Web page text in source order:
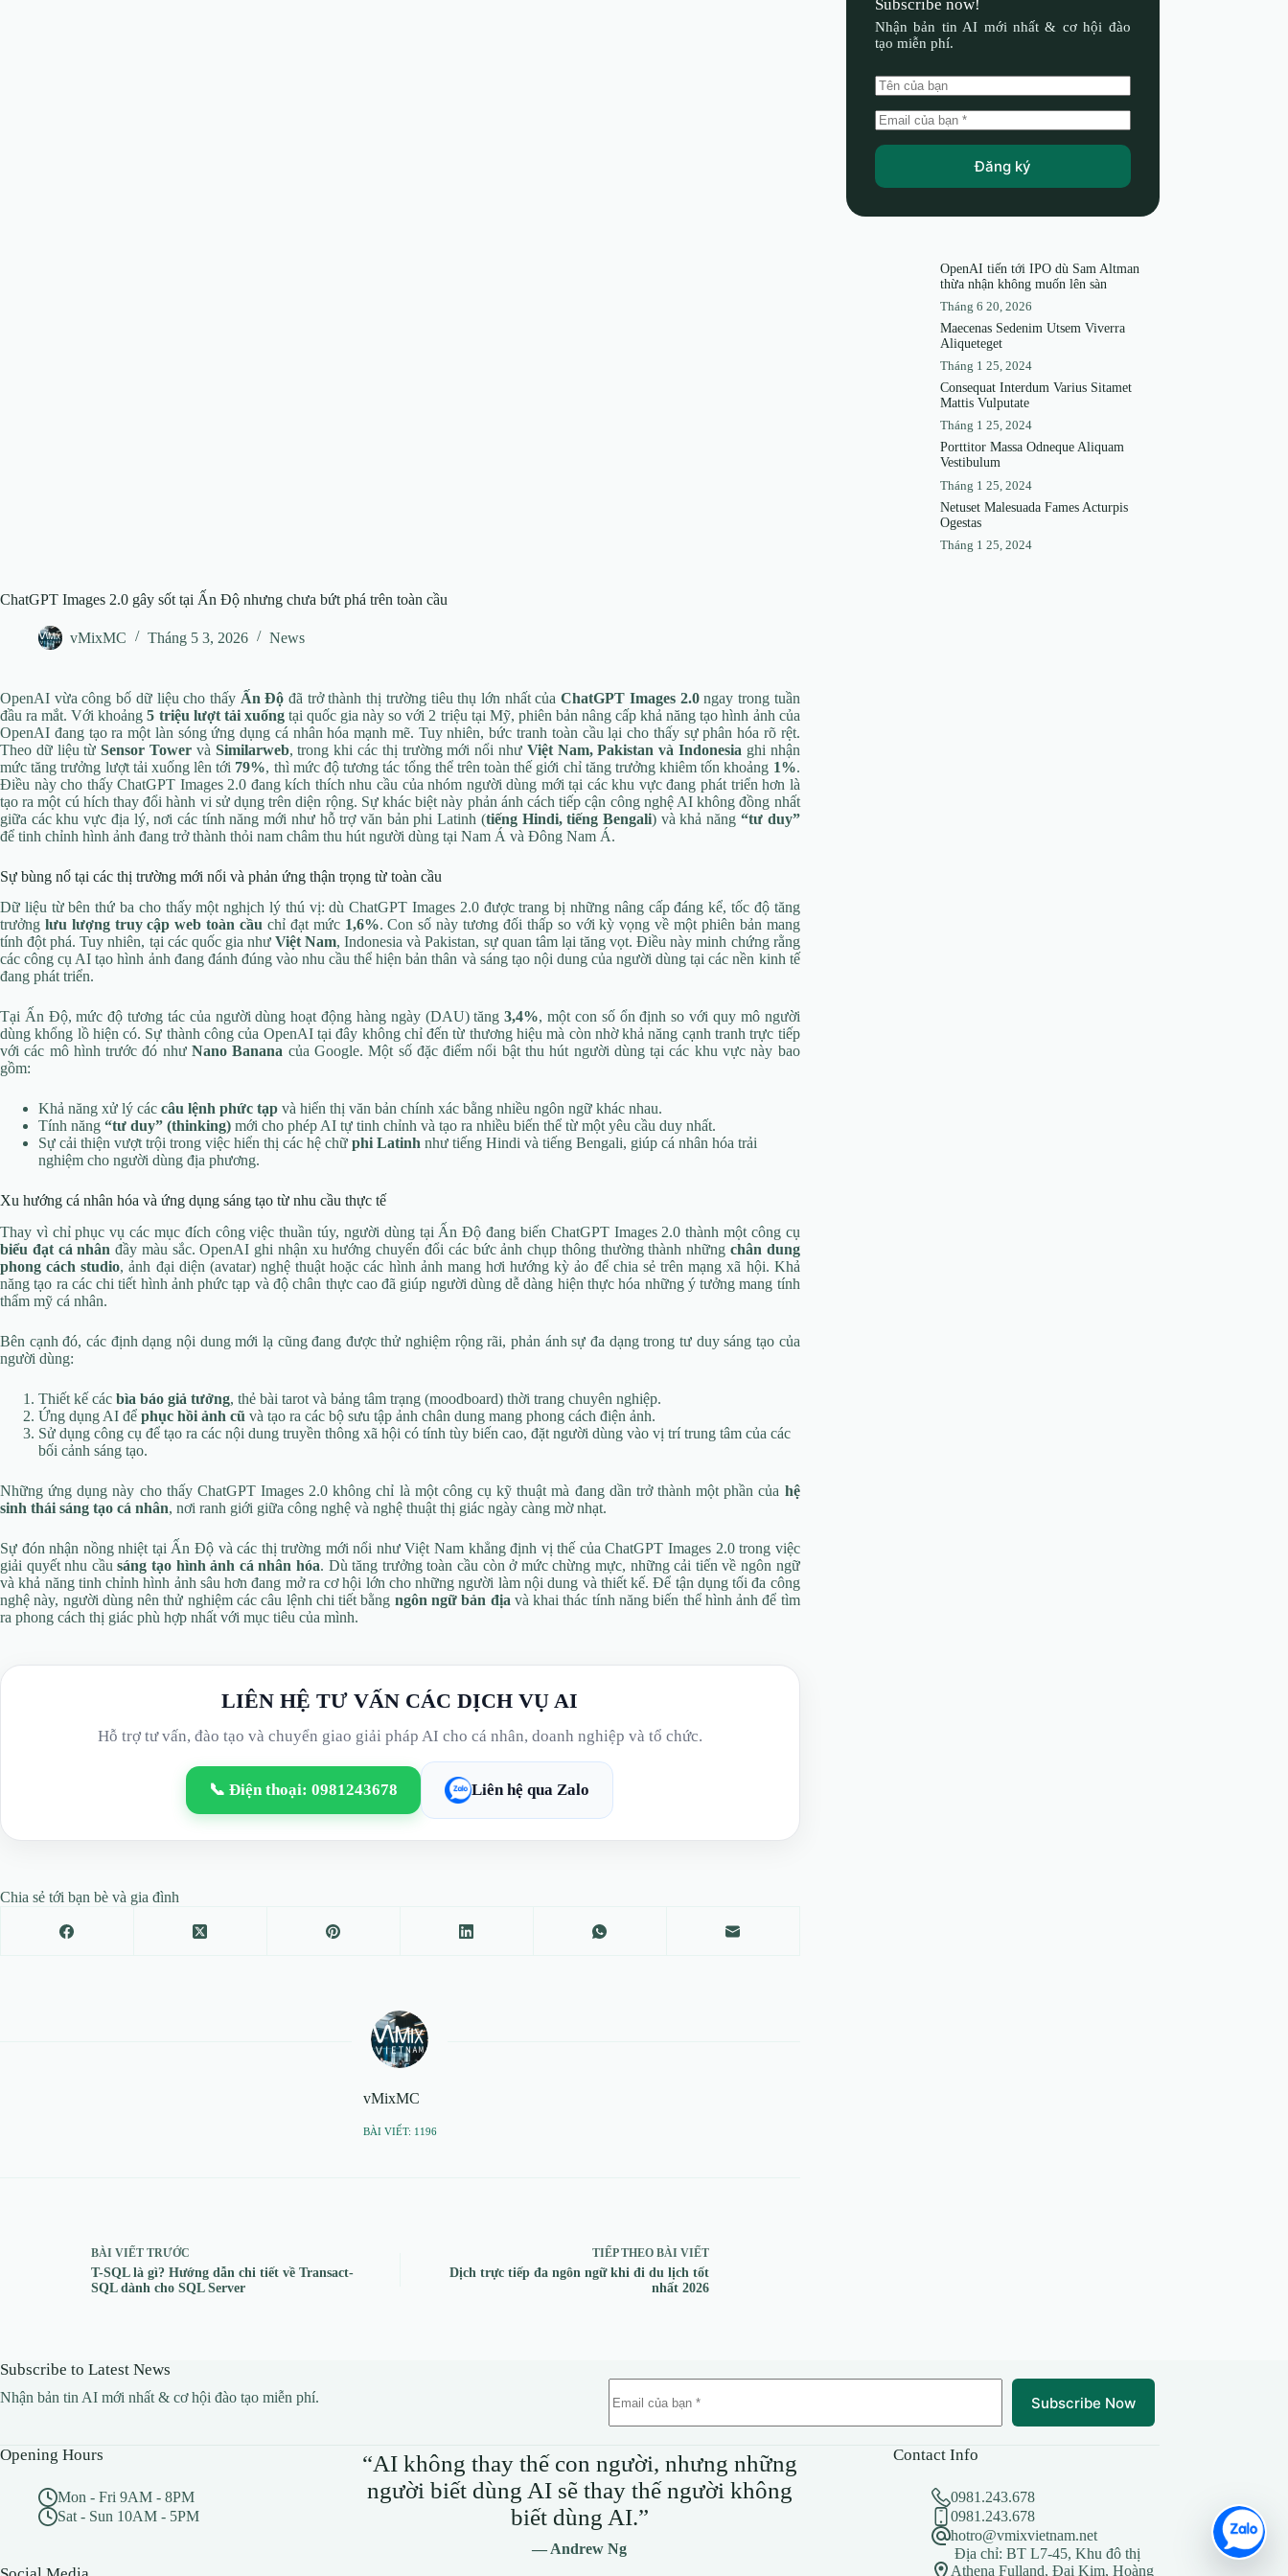
ChatGPT Images 2.0 gây sốt tại Ấn Độ nhưng chưa bứt phá trên toàn cầu
vMixMC Tháng 5 3, 2026 News
OpenAI vừa công bố dữ liệu cho thấy Ấn Độ đã trở thành thị trường tiêu thụ lớn nhất củaChatGPT Images 2.0ngay trong tuần
đầu ra mắt. Với khoảng5 triệu lượt tải xuốngtại quốc gia này so với 2 triệu tại Mỹ, phiên bản nâng cấp khả năng tạo hình ảnh của
OpenAI đang tạo ra một làn sóng ứng dụng cá nhân hóa mạnh mẽ. Tuy nhiên, bức tranh toàn cầu lại cho thấy sự phân hóa rõ rệt.
Theo dữ liệu từSensor Tower và Similarweb, trong khi các thị trường mới nổi như Việt Nam, Pakistan và Indonesia ghi nhận
mức tăng trưởng lượt tải xuống lên tới 79%, thì mức độ tương tác tổng thể trên toàn thế giới chỉ tăng trưởng khiêm tốn khoảng 1%.
Điều này cho thấy ChatGPT Images 2.0 đang kích thích nhu cầu của nhóm người dùng mới tại các khu vực đang phát triển hơn là
tạo ra một cú hích thay đổi hành vi sử dụng trên diện rộng. Sự khác biệt này phản ánh cách tiếp cận công nghệ AI không đồng nhất
giữa các khu vực địa lý, nơi các tính năng mới như hỗ trợ văn bản phi Latinh (tiếng Hindi, tiếng Bengali) và khả năng “tư duy”
để tinh chỉnh hình ảnh đang trở thành thỏi nam châm thu hút người dùng tại Nam Á và Đông Nam Á.
Sự bùng nổ tại các thị trường mới nổi và phản ứng thận trọng từ toàn cầu
Dữ liệu từ bên thứ ba cho thấy một nghịch lý thú vị: dù ChatGPT Images 2.0 được trang bị những nâng cấp đáng kể, tốc độ tăng
trưởng lưu lượng truy cập web toàn cầu chỉ đạt mức 1,6%. Con số này tương đối thấp so với kỳ vọng về một phiên bản mang
tính đột phá. Tuy nhiên, tại các quốc gia nhưViệt Nam, Indonesia và Pakistan, sự quan tâm lại tăng vọt. Điều này minh chứng rằng
các công cụ AI tạo hình ảnh đang đánh đúng vào nhu cầu thể hiện bản thân và sáng tạo nội dung của người dùng tại các nền kinh tế
đang phát triển.
Tại Ấn Độ, mức độ tương tác của người dùng hoạt động hàng ngày (DAU) tăng3,4%, một con số ổn định so với quy mô người
dùng khổng lồ hiện có. Sự thành công của OpenAI tại đây không chỉ đến từ thương hiệu mà còn nhờ khả năng cạnh tranh trực tiếp
với các mô hình trước đó nhưNano Banana của Google. Một số đặc điểm nổi bật thu hút người dùng tại các khu vực này bao
gồm:
Khả năng xử lý các câu lệnh phức tạp và hiển thị văn bản chính xác bằng nhiều ngôn ngữ khác nhau.
Tính năng “tư duy” (thinking) mới cho phép AI tự tinh chỉnh và tạo ra nhiều biến thể từ một yêu cầu duy nhất.
Sự cải thiện vượt trội trong việc hiển thị các hệ chữ phi Latinh như tiếng Hindi và tiếng Bengali, giúp cá nhân hóa trải
nghiệm cho người dùng địa phương.
Xu hướng cá nhân hóa và ứng dụng sáng tạo từ nhu cầu thực tế
Thay vì chỉ phục vụ các mục đích công việc thuần túy, người dùng tại Ấn Độ đang biến ChatGPT Images 2.0 thành một công cụ
biểu đạt cá nhân đầy màu sắc. OpenAI ghi nhận xu hướng chuyển đổi các bức ảnh chụp thông thường thành những chân dung
phong cách studio, ảnh đại diện (avatar) nghệ thuật hoặc các hình ảnh mang hơi hướng kỳ ảo để chia sẻ trên mạng xã hội. Khả
năng tạo ra các chi tiết hình ảnh phức tạp và độ chân thực cao đã giúp người dùng dễ dàng hiện thực hóa những ý tưởng mang tính
thẩm mỹ cá nhân.
Bên cạnh đó, các định dạng nội dung mới lạ cũng đang được thử nghiệm rộng rãi, phản ánh sự đa dạng trong tư duy sáng tạo của
người dùng:
Thiết kế các bìa báo giả tưởng, thẻ bài tarot và bảng tâm trạng (moodboard) thời trang chuyên nghiệp.
Ứng dụng AI để phục hồi ảnh cũ và tạo ra các bộ sưu tập ảnh chân dung mang phong cách điện ảnh.
Sử dụng công cụ để tạo ra các nội dung truyền thông xã hội có tính tùy biến cao, đặt người dùng vào vị trí trung tâm của các
bối cảnh sáng tạo.
Những ứng dụng này cho thấy ChatGPT Images 2.0 không chỉ là một công cụ kỹ thuật mà đang dần trở thành một phần của hệ
sinh thái sáng tạo cá nhân, nơi ranh giới giữa công nghệ và nghệ thuật thị giác ngày càng mờ nhạt.
Sự đón nhận nồng nhiệt tại Ấn Độ và các thị trường mới nổi như Việt Nam khẳng định vị thế của ChatGPT Images 2.0 trong việc
giải quyết nhu cầusáng tạo hình ảnh cá nhân hóa. Dù tăng trưởng toàn cầu còn ở mức chừng mực, những cải tiến về ngôn ngữ
và khả năng tinh chỉnh hình ảnh sâu hơn đang mở ra cơ hội lớn cho những người làm nội dung và thiết kế. Để tận dụng tối đa công
nghệ này, người dùng nên thử nghiệm các câu lệnh chi tiết bằng ngôn ngữ bản địa và khai thác tính năng biến thể hình ảnh để tìm
ra phong cách thị giác phù hợp nhất với mục tiêu của mình.
LIÊN HỆ TƯ VẤN CÁC DỊCH VỤ AI
Hỗ trợ tư vấn, đào tạo và chuyển giao giải pháp AI cho cá nhân, doanh nghiệp và tổ chức.
📞 Điện thoại: 0981243678 Liên hệ qua Zalo
Chia sẻ tới bạn bè và gia đình
vMixMC
BÀI VIẾT: 1196
BÀI VIẾT TRƯỚC
T-SQL là gì? Hướng dẫn chi tiết về Transact-
SQL dành cho SQL Server
TIẾP THEO BÀI VIẾT
Dịch trực tiếp đa ngôn ngữ khi đi du lịch tốt
nhất 2026
Subscribe now!
Nhận bản tin AI mới nhất & cơ hội đào
tạo miễn phí.
Đăng ký
OpenAI tiến tới IPO dù Sam Altman
thừa nhận không muốn lên sàn
Tháng 6 20, 2026
Maecenas Sedenim Utsem Viverra
Aliqueteget
Tháng 1 25, 2024
Consequat Interdum Varius Sitamet
Mattis Vulputate
Tháng 1 25, 2024
Porttitor Massa Odneque Aliquam
Vestibulum
Tháng 1 25, 2024
Netuset Malesuada Fames Acturpis
Ogestas
Tháng 1 25, 2024
Subscribe to Latest News
Nhận bản tin AI mới nhất & cơ hội đào tạo miễn phí. Subscribe Now
Opening Hours
Mon - Fri 9AM - 8PM
Sat - Sun 10AM - 5PM
“AI không thay thế con người, nhưng những
người biết dùng AI sẽ thay thế người không
biết dùng AI.”
— Andrew Ng
Contact Info
0981.243.678
0981.243.678
hotro@vmixvietnam.net
Địa chỉ: BT L7-45, Khu đô thị
Athena Fulland, Đại Kim, Hoàng